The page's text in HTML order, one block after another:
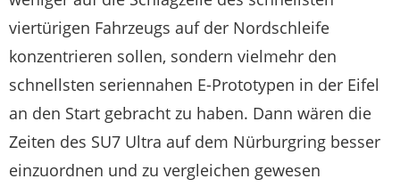
viertürigen Fahrzeugs auf der Nordschleife
konzentrieren sollen, sondern vielmehr den
schnellsten seriennahen E-Prototypen in der Eifel
an den Start gebracht zu haben. Dann wären die
Zeiten des SU7 Ultra auf dem Nürburgring besser
einzuordnen und zu vergleichen gewesen